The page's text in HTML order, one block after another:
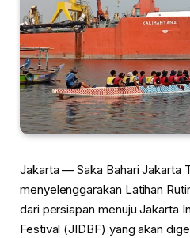
Jakarta — Saka Bahari Jakarta
menyelenggarakan Latihan
dari persiapan menuju Jakarta
Festival (JIDBF) yang akan